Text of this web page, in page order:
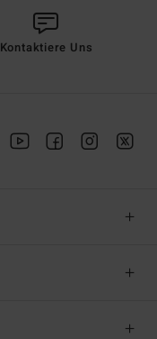
Kontaktiere Uns